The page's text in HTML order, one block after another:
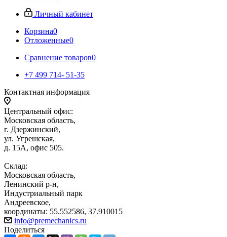
Личный кабинет
Корзина0
Отложенные0
Сравнение товаров0
+7 499 714- 51-35
Контактная информация
Центральный офис:
Московская область,
г. Дзержинский,
ул. Угрешская,
д. 15А, офис 505.
Склад:
Московская область,
Ленинский р-н,
Индустриальный парк
Андреевское,
координаты: 55.552586, 37.910015
info@premechanics.ru
Поделиться